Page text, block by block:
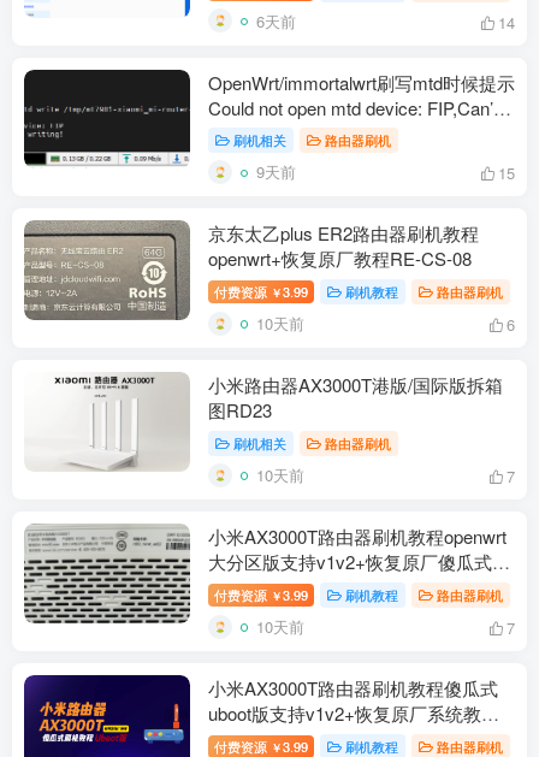
6天前 14
OpenWrt/immortalwrt刷写mtd时候提示
Could not open mtd device: FIP,Can’t
open device for writing!解决办法
刷机相关 路由器刷机
9天前 15
京东太乙plus ER2路由器刷机教程
openwrt+恢复原厂教程RE-CS-08
付费资源 ￥3.99 刷机教程 路由器刷机
10天前 6
小米路由器AX3000T港版/国际版拆箱
图RD23
刷机相关 路由器刷机
10天前 7
小米AX3000T路由器刷机教程openwrt
大分区版支持v1v2+恢复原厂傻瓜式
RD03/RD23
付费资源 ￥3.99 刷机教程 路由器刷机
10天前 7
小米AX3000T路由器刷机教程傻瓜式
uboot版支持v1v2+恢复原厂系统教程
RD03 RD23
付费资源 ￥3.99 刷机教程 路由器刷机